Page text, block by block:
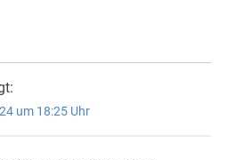
um 18:25 Uhr